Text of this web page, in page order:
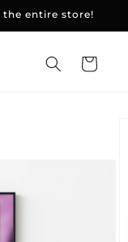
entire store!
Basket